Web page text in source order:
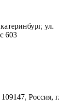
ул.
603
Россия, г.